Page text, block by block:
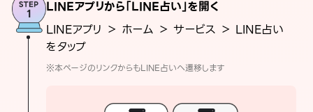
LINEアプリから「LINE占い」を開く
LINEアプリ ＞ ホーム ＞ サービス ＞ LINE占い
をタップ
※本ページのリンクからもLINE占いへ遷移します